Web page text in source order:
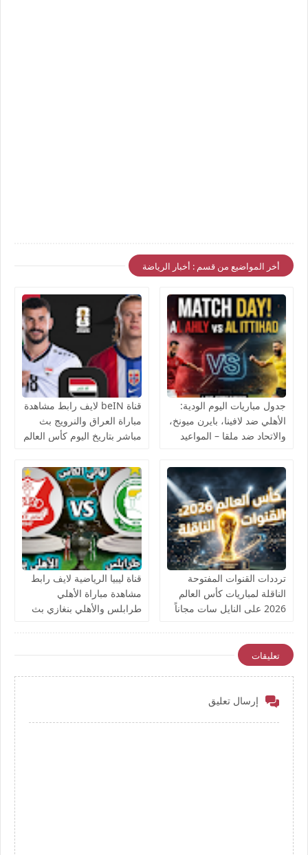
أخر المواضيع من قسم : أخبار الرياضة
جدول مباريات اليوم الودية:
الأهلي ضد لافينا، بايرن ميونخ،
والاتحاد ضد ملقا – المواعيد
قناة beIN لايف رابط مشاهدة
مباراة العراق والنرويج بث
مباشر بتاريخ اليوم كأس العالم
ترددات القنوات المفتوحة
الناقلة لمباريات كأس العالم
2026 على النايل سات مجاناً
قناة ليبيا الرياضية لايف رابط
مشاهدة مباراة الأهلي
طرابلس والأهلي بنغازي بث
تعليقات
إرسال تعليق